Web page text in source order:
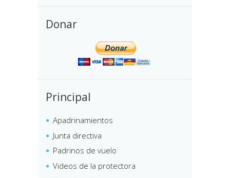
Donar
Principal
Apadrinamientos
Junta directiva
Padrinos de vuelo
Videos de la protectora